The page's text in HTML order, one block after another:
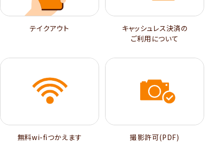
テイクアウト
キャッシュレス決済の
ご利用について
無料wi-ﬁつかえます 撮影許可(PDF)